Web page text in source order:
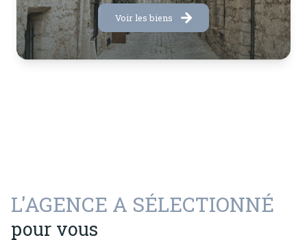
Voir les biens
L'AGENCE A SÉLECTIONNÉ
pour vous